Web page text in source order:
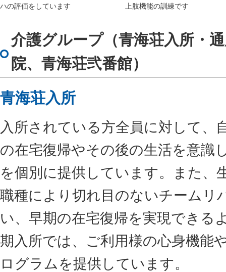
ハの評価をしています
上肢機能の訓練です
介護グループ（青海荘入所・
院、青海荘弐番館）
青海荘入所
入所されている方全員に対して、
の在宅復帰やその後の生活を意識
を個別に提供しています。また、
職種により切れ目のないチームリ
い、早期の在宅復帰を実現できる
期入所では、ご利用様の心身機能
ログラムを提供しています。